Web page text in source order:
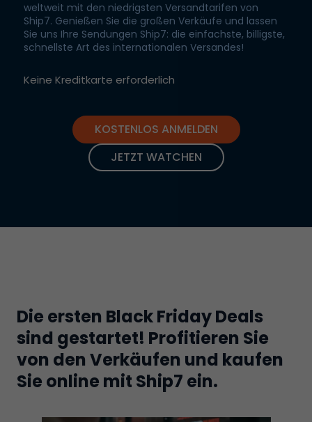
weltweit mit den niedrigsten Versandtarifen von
Ship7. Genießen Sie die großen Verkäufe und lassen
Sie uns Ihre Sendungen Ship7: die einfachste, billigste,
schnellste Art des internationalen Versandes!
Keine Kreditkarte erforderlich
KOSTENLOS ANMELDEN
JETZT WATCHEN
Die ersten Black Friday Deals
sind gestartet! Profitieren Sie
von den Verkäufen und kaufen
Sie online mit Ship7 ein.